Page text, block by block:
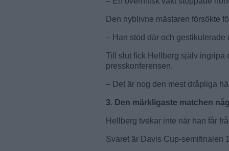
Den nyblivne mästaren försökte
– Han stod där och gestikulerade
Till slut fick Hellberg själv ingripa
presskonferensen.
– Det är nog den mest dråpliga
3. Den märkligaste matchen
Hellberg tvekar inte när han får
Svaret är Davis Cup-semifinalen